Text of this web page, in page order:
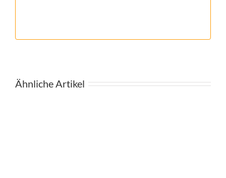
Ähnliche Artikel